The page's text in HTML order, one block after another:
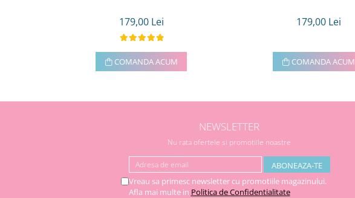
179,00 Lei
COMANDA ACUM
179,00 Lei
COMANDA ACUM
NEWSLETTER
Nu rata ofertele si promotiile noastre
Vreau sa primesc newsletter cu promotiile magazinului.
Afla mai multe in Politica de Confidentialitate